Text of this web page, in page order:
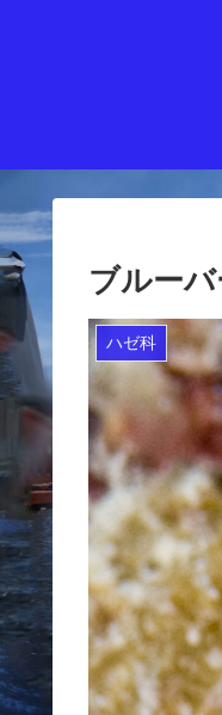
ブルー
ハゼ科